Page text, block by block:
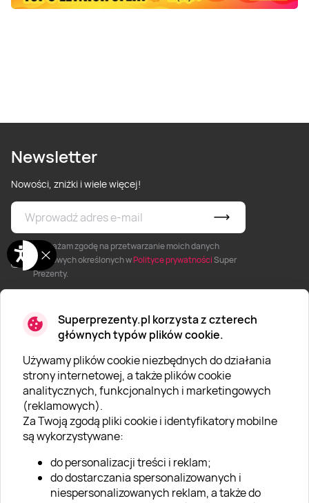
Superprezenty.pl korzysta z czterech
głównych typów plików cookie.
Używamy plików cookie niezbędnych do działania
strony internetowej, a także plików cookie
analitycznych, funkcjonalnych i marketingowych
(reklamowych).
Za Twoją zgodą pliki cookie i identyfikatory mobilne
są wykorzystywane:
do personalizacji treści i reklam;
do dostarczania spersonalizowanych i
niespersonalizowanych reklam, a także do
Newsletter
Nowości, zniżki i wiele więcej!
* Wyrażam zgodę na przetwarzanie moich danych
osobowych określonych wPolityce prywatnościSuper
Prezenty.
O SUPERPREZENTY
O nas
Aktualności
Kariera w Super Prezentach